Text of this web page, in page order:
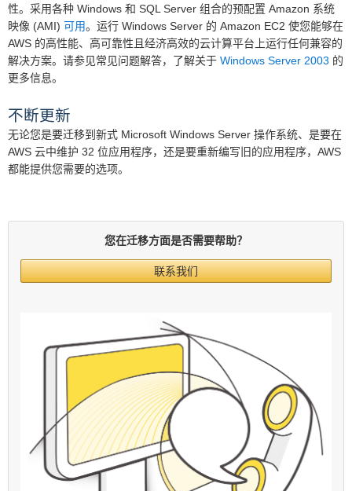
性。采用各种 Windows 和 SQL Server 组合的预配置 Amazon 系统
映像 (AMI) 可用。运行 Windows Server 的 Amazon EC2 使您能够在
AWS 的高性能、高可靠性且经济高效的云计算平台上运行任何兼容的
解决方案。请参见常见问题解答，了解关于 Windows Server 2003 的
更多信息。
不断更新
无论您是要迁移到新式 Microsoft Windows Server 操作系统、是要在
AWS 云中维护 32 位应用程序，还是要重新编写旧的应用程序，AWS
都能提供您需要的选项。
您在迁移方面是否需要帮助？
联系我们